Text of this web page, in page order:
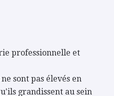
professionnelle et
sont pas élevés en
grandissent au sein